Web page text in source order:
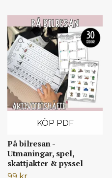
KÖP PDF
På bilresan -
Utmaningar, spel,
skattjakter & pyssel